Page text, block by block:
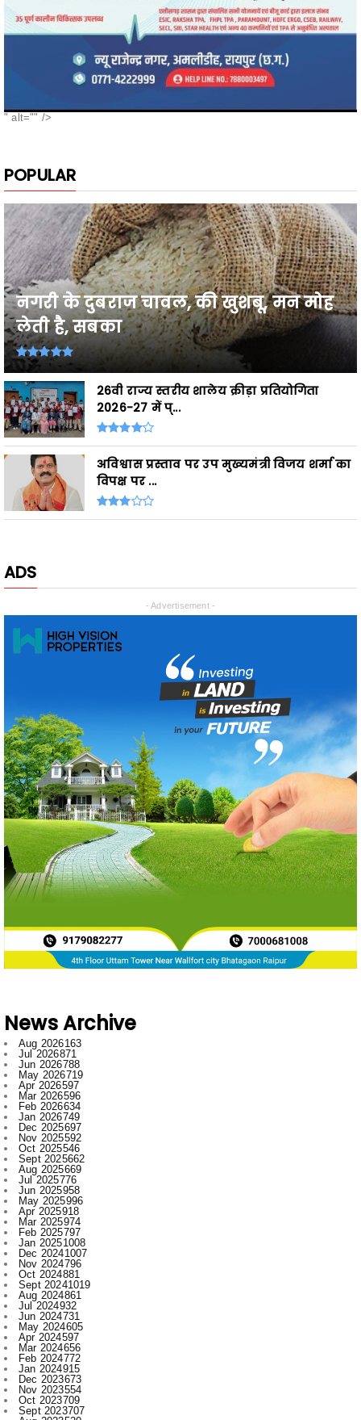
POPULAR
नगरी के दुबराज चावल, की खुशबू, मन मोह
लेती है, सबका
26वी राज्य स्तरीय शालेय क्रीड़ा प्रतियोगिता
2026-27 में प्...
अविश्वास प्रस्ताव पर उप मुख्यमंत्री विजय शर्मा का
विपक्ष पर ...
ADS
News Archive
Jun 2026
788
May 2026719
Apr 2026597
Mar 2026596
Feb 2026634
Jan 2026749
Dec 2025697
Nov 2025592
Oct 2025546
Sept 2025662
Aug 2025669
Jul 2025776
Jun 2025958
May 2025996
Apr 2025918
Mar 2025974
Feb 2025797
Jan 20251008
Dec 20241007
Nov 2024796
Oct 2024881
Sept 20241019
Aug 2024861
Jul 2024932
Jun 2024731
May 2024605
Apr 2024597
Mar 2024656
Feb 2024772
Jan 2024915
Dec 2023673
Nov 2023554
Oct 2023709
Sept 2023707
Aug 2023520
Jul 2023521
Jun 2023480
May 2023316
Apr 2023522